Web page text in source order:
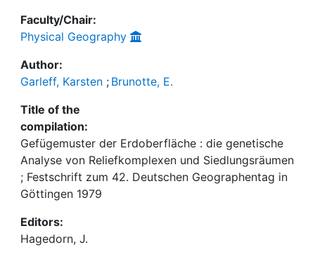
Faculty/Chair:
Physical Geography
Author:
Garleff, Karsten ; Brunotte, E.
Title of the
compilation:
Gefügemuster der Erdoberfläche : die genetische
Analyse von Reliefkomplexen und Siedlungsräumen
; Festschrift zum 42. Deutschen Geographentag in
Göttingen 1979
Editors:
Hagedorn, J.